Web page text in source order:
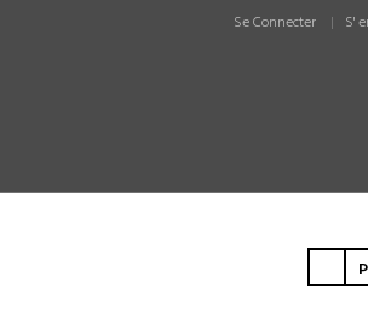
Se Connecter S'